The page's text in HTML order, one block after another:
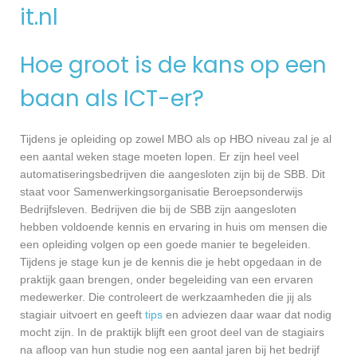
it.nl
Hoe groot is de kans op een
baan als ICT-er?
Tijdens je opleiding op zowel MBO als op HBO niveau zal je al
een aantal weken stage moeten lopen. Er zijn heel veel
automatiseringsbedrijven die aangesloten zijn bij de SBB. Dit
staat voor Samenwerkingsorganisatie Beroepsonderwijs
Bedrijfsleven. Bedrijven die bij de SBB zijn aangesloten
hebben voldoende kennis en ervaring in huis om mensen die
een opleiding volgen op een goede manier te begeleiden.
Tijdens je stage kun je de kennis die je hebt opgedaan in de
praktijk gaan brengen, onder begeleiding van een ervaren
medewerker. Die controleert de werkzaamheden die jij als
stagiair uitvoert en geeft tips en adviezen daar waar dat nodig
mocht zijn. In de praktijk blijft een groot deel van de stagiairs
na afloop van hun studie nog een aantal jaren bij het bedrijf